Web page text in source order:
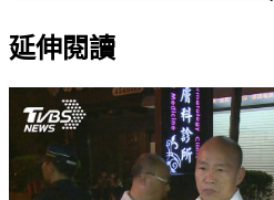
延伸閱讀